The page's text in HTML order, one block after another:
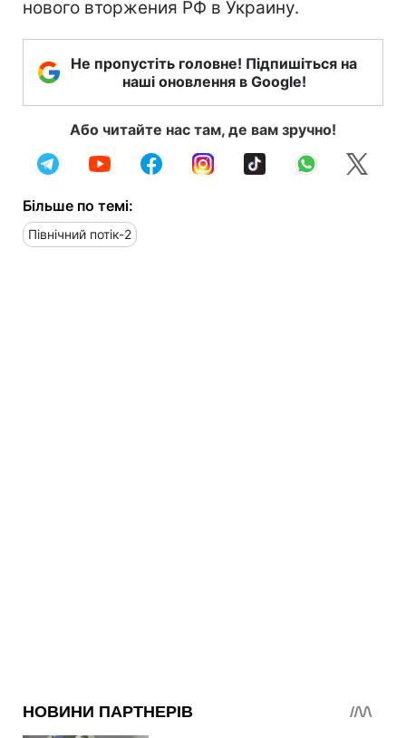
нового вторжения РФ в Украину.
Не пропустіть головне! Підпишіться на
наші оновлення в Google!
Або читайте нас там, де вам зручно!
Більше по темі:
Північний потік-2